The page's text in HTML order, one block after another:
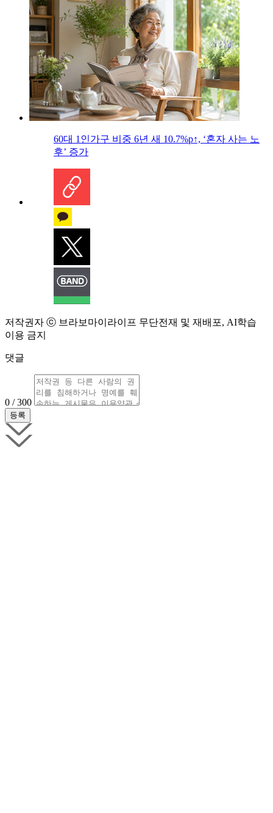
60대 1인가구 비중 6년 새 10.7%p↑, ‘혼자 사는 노
후’ 증가
저작권자 ⓒ 브라보마이라이프 무단전재 및 재배포, AI학습
이용 금지
댓글
0 / 300